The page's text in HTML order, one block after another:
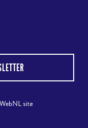
site